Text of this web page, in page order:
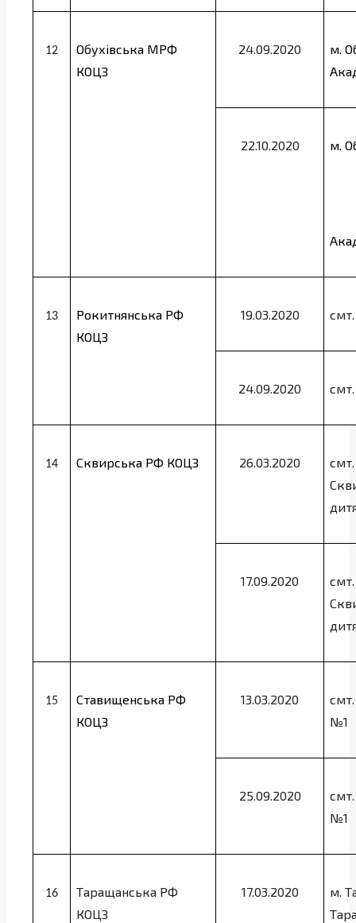
12
Обухівська МРФ
КОЦЗ
24.09.2020
м.
22.10.2020 м.
13
Рокитнянська РФ
КОЦЗ
19.03.2020
24.09.2020
14 Сквирська РФ КОЦЗ 26.03.2020
17.09.2020
15
Ставищенська РФ
КОЦЗ
13.03.2020
№1
25.09.2020
№1
16
Таращанська РФ
КОЦЗ
17.03.2020
м.